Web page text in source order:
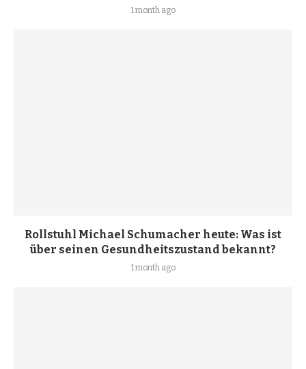
1 month ago
Rollstuhl Michael Schumacher heute: Was ist
über seinen Gesundheitszustand bekannt?
1 month ago